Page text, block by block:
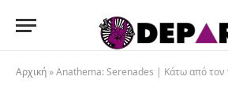
Αρχική »Anathema: Serenades | Κάτω από τον